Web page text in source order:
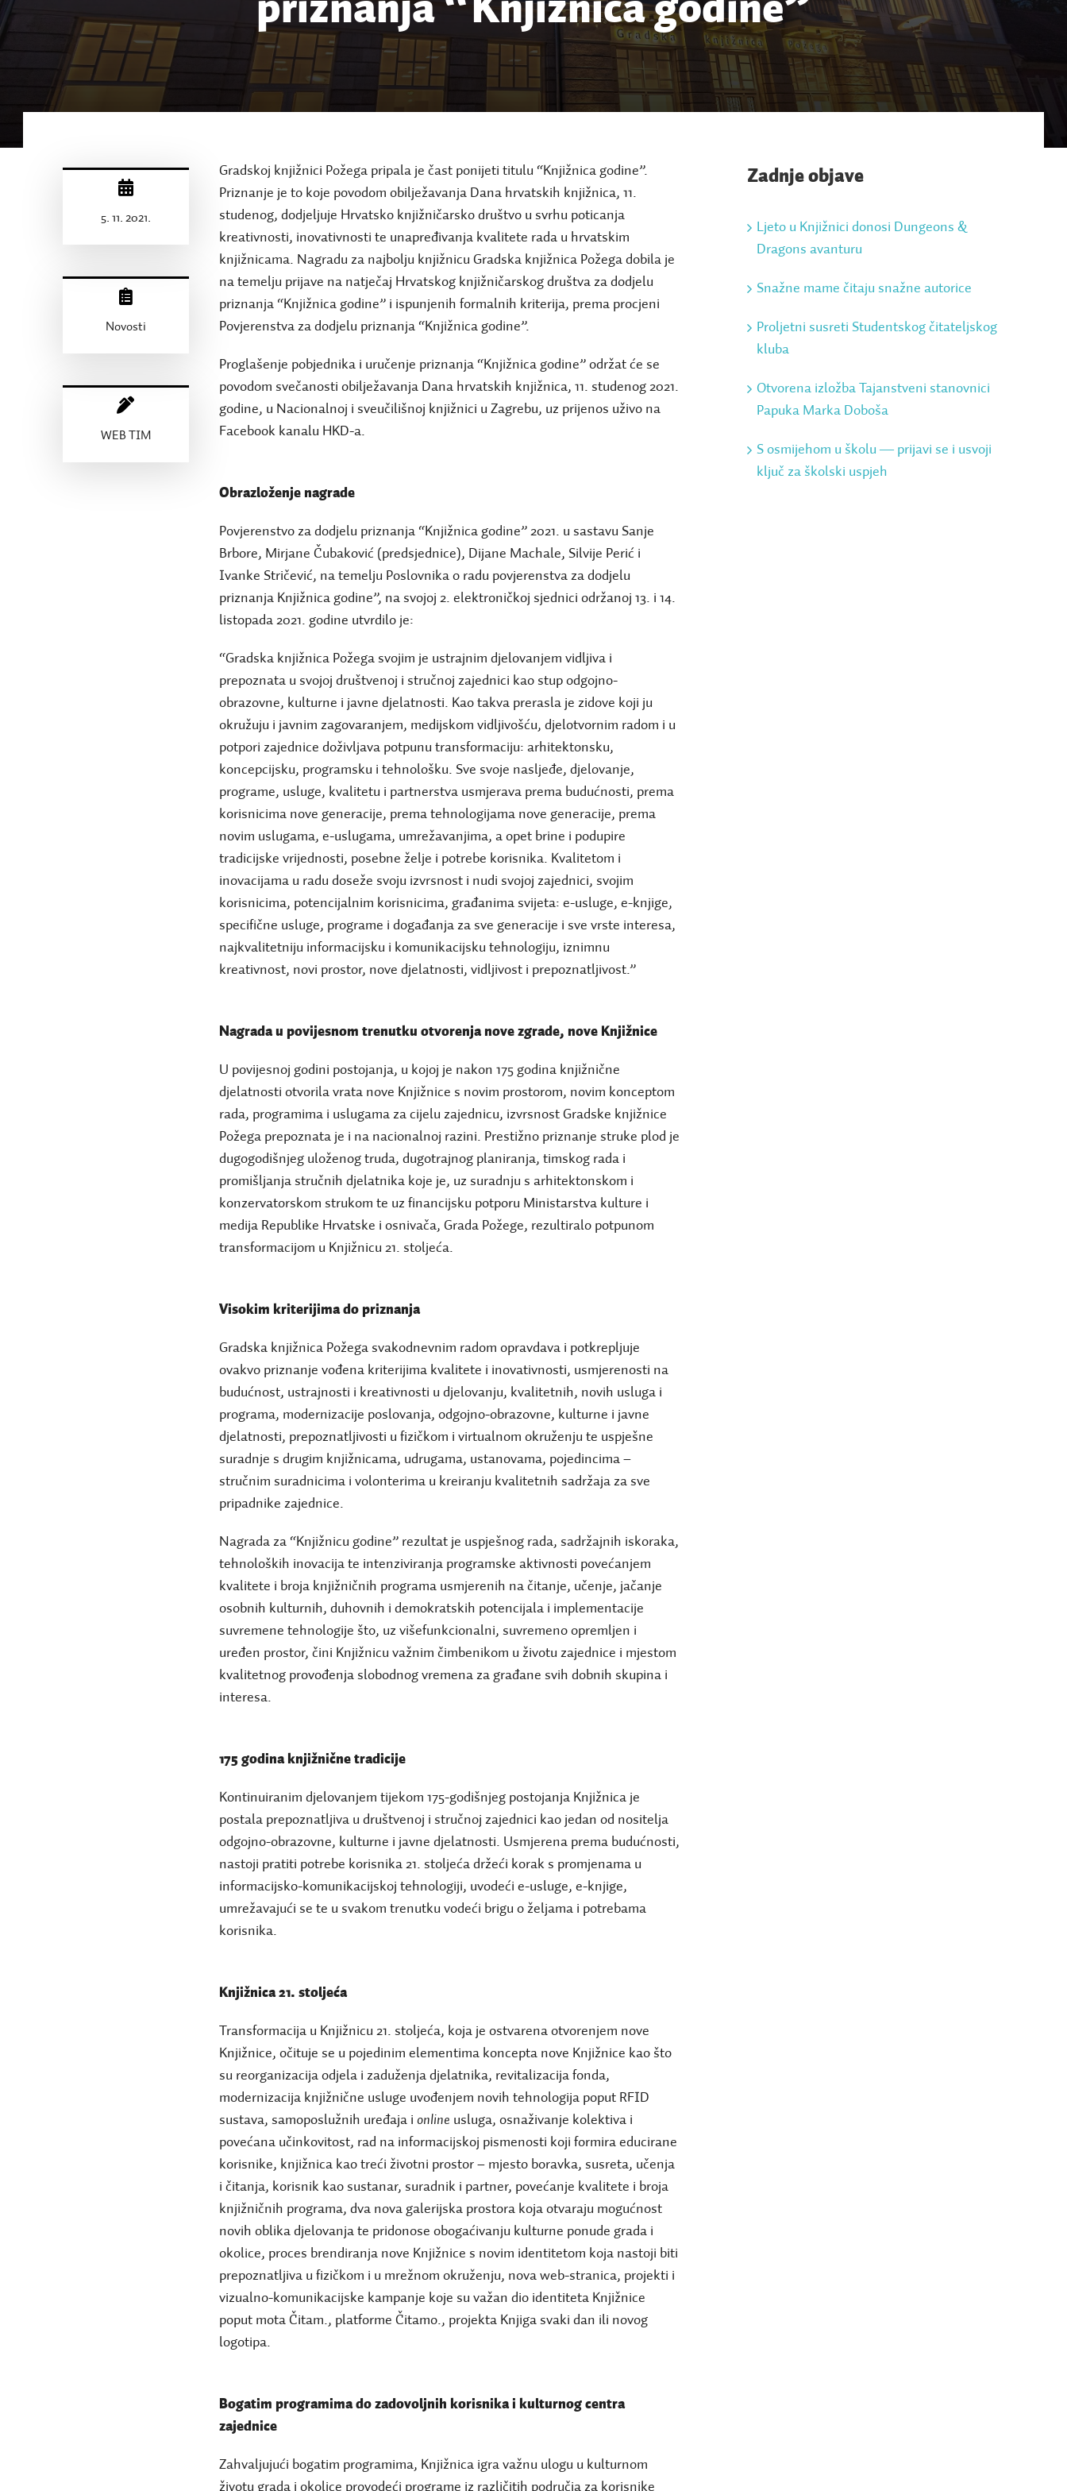
priznanja “Knjižnica godine”
5. 11. 2021.
Novosti
WEB TIM
Gradskoj knjižnici Požega pripala je čast ponijeti titulu “Knjižnica godine”.
Priznanje je to koje povodom obilježavanja Dana hrvatskih knjižnica, 11.
studenog, dodjeljuje Hrvatsko knjižničarsko društvo u svrhu poticanja
kreativnosti, inovativnosti te unapređivanja kvalitete rada u hrvatskim
knjižnicama. Nagradu za najbolju knjižnicu Gradska knjižnica Požega dobila je
na temelju prijave na natječaj Hrvatskog knjižničarskog društva za dodjelu
priznanja “Knjižnica godine” i ispunjenih formalnih kriterija, prema procjeni
Povjerenstva za dodjelu priznanja “Knjižnica godine”.
Proglašenje pobjednika i uručenje priznanja “Knjižnica godine” održat će se
povodom svečanosti obilježavanja Dana hrvatskih knjižnica, 11. studenog 2021.
godine, u Nacionalnoj i sveučilišnoj knjižnici u Zagrebu, uz prijenos uživo na
Facebook kanalu HKD-a.
Obrazloženje nagrade
Povjerenstvo za dodjelu priznanja “Knjižnica godine” 2021. u sastavu Sanje
Brbore, Mirjane Čubaković (predsjednice), Dijane Machale, Silvije Perić i
Ivanke Stričević, na temelju Poslovnika o radu povjerenstva za dodjelu
priznanja Knjižnica godine”, na svojoj 2. elektroničkoj sjednici održanoj 13. i 14.
listopada 2021. godine utvrdilo je:
“Gradska knjižnica Požega svojim je ustrajnim djelovanjem vidljiva i
prepoznata u svojoj društvenoj i stručnoj zajednici kao stup odgojno-
obrazovne, kulturne i javne djelatnosti. Kao takva prerasla je zidove koji ju
okružuju i javnim zagovaranjem, medijskom vidljivošću, djelotvornim radom i u
potpori zajednice doživljava potpunu transformaciju: arhitektonsku,
koncepcijsku, programsku i tehnološku. Sve svoje nasljeđe, djelovanje,
programe, usluge, kvalitetu i partnerstva usmjerava prema budućnosti, prema
korisnicima nove generacije, prema tehnologijama nove generacije, prema
novim uslugama, e-uslugama, umrežavanjima, a opet brine i podupire
tradicijske vrijednosti, posebne želje i potrebe korisnika. Kvalitetom i
inovacijama u radu doseže svoju izvrsnost i nudi svojoj zajednici, svojim
korisnicima, potencijalnim korisnicima, građanima svijeta: e-usluge, e-knjige,
specifične usluge, programe i događanja za sve generacije i sve vrste interesa,
najkvalitetniju informacijsku i komunikacijsku tehnologiju, iznimnu
kreativnost, novi prostor, nove djelatnosti, vidljivost i prepoznatljivost.”
Nagrada u povijesnom trenutku otvorenja nove zgrade, nove Knjižnice
U povijesnoj godini postojanja, u kojoj je nakon 175 godina knjižnične
djelatnosti otvorila vrata nove Knjižnice s novim prostorom, novim konceptom
rada, programima i uslugama za cijelu zajednicu, izvrsnost Gradske knjižnice
Požega prepoznata je i na nacionalnoj razini. Prestižno priznanje struke plod je
dugogodišnjeg uloženog truda, dugotrajnog planiranja, timskog rada i
promišljanja stručnih djelatnika koje je, uz suradnju s arhitektonskom i
konzervatorskom strukom te uz financijsku potporu Ministarstva kulture i
medija Republike Hrvatske i osnivača, Grada Požege, rezultiralo potpunom
transformacijom u Knjižnicu 21. stoljeća.
Visokim kriterijima do priznanja
Gradska knjižnica Požega svakodnevnim radom opravdava i potkrepljuje
ovakvo priznanje vođena kriterijima kvalitete i inovativnosti, usmjerenosti na
budućnost, ustrajnosti i kreativnosti u djelovanju, kvalitetnih, novih usluga i
programa, modernizacije poslovanja, odgojno-obrazovne, kulturne i javne
djelatnosti, prepoznatljivosti u fizičkom i virtualnom okruženju te uspješne
suradnje s drugim knjižnicama, udrugama, ustanovama, pojedincima –
stručnim suradnicima i volonterima u kreiranju kvalitetnih sadržaja za sve
pripadnike zajednice.
Nagrada za “Knjižnicu godine” rezultat je uspješnog rada, sadržajnih iskoraka,
tehnoloških inovacija te intenziviranja programske aktivnosti povećanjem
kvalitete i broja knjižničnih programa usmjerenih na čitanje, učenje, jačanje
osobnih kulturnih, duhovnih i demokratskih potencijala i implementacije
suvremene tehnologije što, uz višefunkcionalni, suvremeno opremljen i
uređen prostor, čini Knjižnicu važnim čimbenikom u životu zajednice i mjestom
kvalitetnog provođenja slobodnog vremena za građane svih dobnih skupina i
interesa.
175 godina knjižnične tradicije
Kontinuiranim djelovanjem tijekom 175-godišnjeg postojanja Knjižnica je
postala prepoznatljiva u društvenoj i stručnoj zajednici kao jedan od nositelja
odgojno-obrazovne, kulturne i javne djelatnosti. Usmjerena prema budućnosti,
nastoji pratiti potrebe korisnika 21. stoljeća držeći korak s promjenama u
informacijsko-komunikacijskoj tehnologiji, uvodeći e-usluge, e-knjige,
umrežavajući se te u svakom trenutku vodeći brigu o željama i potrebama
korisnika.
Knjižnica 21. stoljeća
Transformacija u Knjižnicu 21. stoljeća, koja je ostvarena otvorenjem nove
Knjižnice, očituje se u pojedinim elementima koncepta nove Knjižnice kao što
su reorganizacija odjela i zaduženja djelatnika, revitalizacija fonda,
modernizacija knjižnične usluge uvođenjem novih tehnologija poput RFID
sustava, samoposlužnih uređaja ionline usluga, osnaživanje kolektiva i
povećana učinkovitost, rad na informacijskoj pismenosti koji formira educirane
korisnike, knjižnica kao treći životni prostor – mjesto boravka, susreta, učenja
i čitanja, korisnik kao sustanar, suradnik i partner, povećanje kvalitete i broja
knjižničnih programa, dva nova galerijska prostora koja otvaraju mogućnost
novih oblika djelovanja te pridonose obogaćivanju kulturne ponude grada i
okolice, proces brendiranja nove Knjižnice s novim identitetom koja nastoji biti
prepoznatljiva u fizičkom i u mrežnom okruženju, nova web-stranica, projekti i
vizualno-komunikacijske kampanje koje su važan dio identiteta Knjižnice
poput mota Čitam., platforme Čitamo., projekta Knjiga svaki dan ili novog
logotipa.
Bogatim programima do zadovoljnih korisnika i kulturnog centra
zajednice
Zahvaljujući bogatim programima, Knjižnica igra važnu ulogu u kulturnom
životu grada i okolice provodeći programe iz različitih područja za korisnike
Zadnje objave
Ljeto u Knjižnici donosi Dungeons &
Dragons avanturu
Snažne mame čitaju snažne autorice
Proljetni susreti Studentskog čitateljskog
kluba
Otvorena izložba Tajanstveni stanovnici
Papuka Marka Doboša
S osmijehom u školu ― prijavi se i usvoji
ključ za školski uspjeh